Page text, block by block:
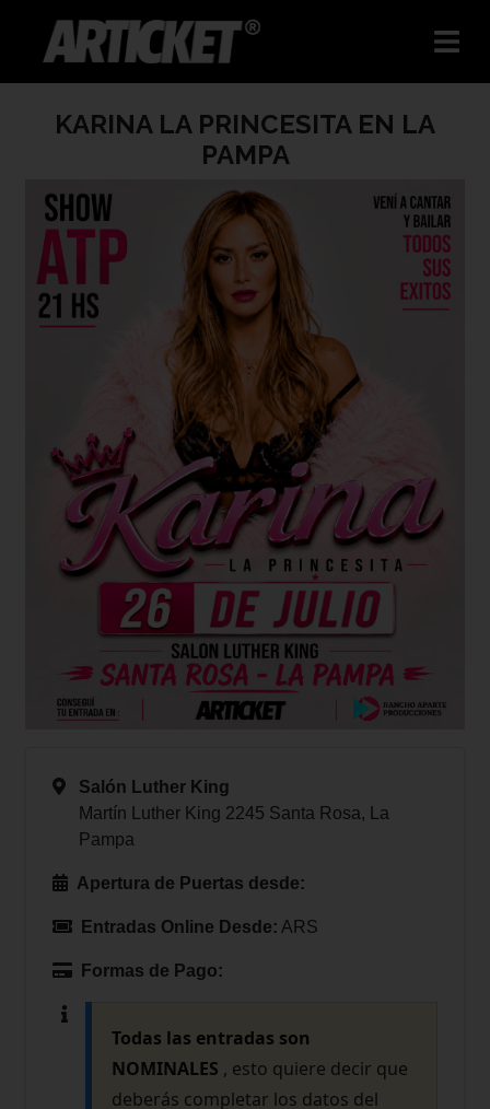
KARINA LA PRINCESITA EN LA
PAMPA
Salón Luther King
Martín Luther King 2245 Santa Rosa, La
Pampa
Apertura de Puertas desde:
Entradas Online Desde: ARS
Formas de Pago:
Todas las entradas son
NOMINALES , esto quiere decir que
deberás completar los datos del